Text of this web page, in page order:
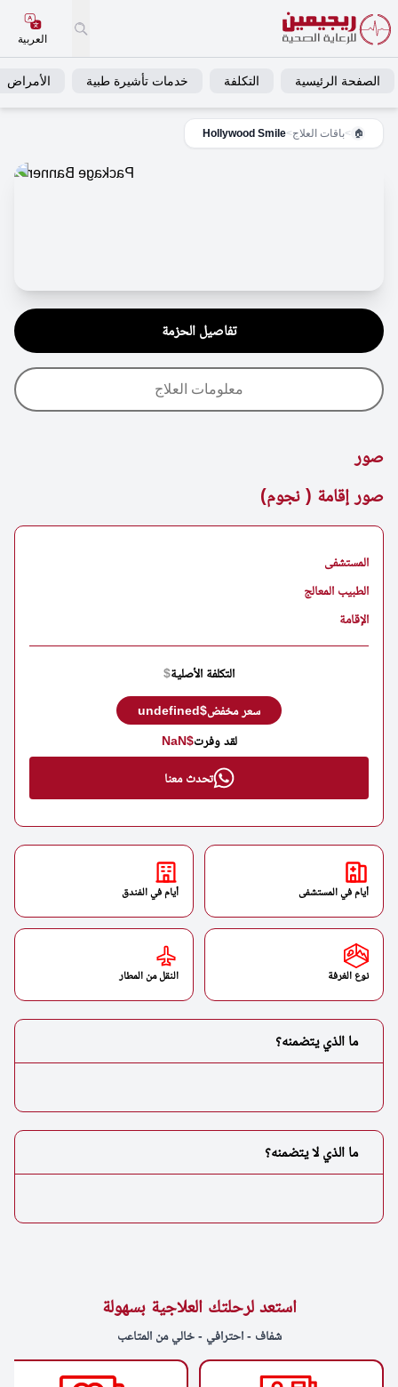
العربية
الصفحة الرئيسية التكلفة خدمات تأشيرة طبية الأمراض
🏠
>باقات العلاج>
Hollywood Smile
تفاصيل الحزمة
معلومات العلاج
صور
صور إقامة ( نجوم)
المستشفى
الطبيب المعالج
الإقامة
التكلفة الأصلية$
سعر مخفض$undefined
لقد وفرت$NaN
تحدث معنا
أيام في المستشفى أيام في الفندق
نوع الغرفة النقل من المطار
ما الذي يتضمنه؟
ما الذي لا يتضمنه؟
استعد لرحلتك العلاجية بسهولة
شفاف - احترافي - خالي من المتاعب